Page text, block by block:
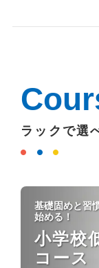
ラックで選
基礎固めと習
始める！
小学校
コース